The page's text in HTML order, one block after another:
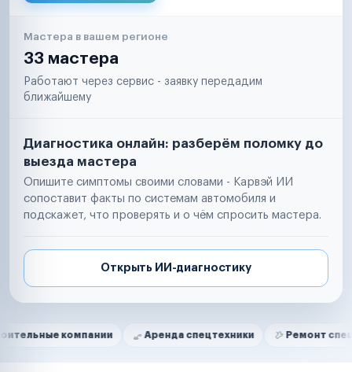
Мастера в вашем регионе
33 мастера
Работают через сервис - заявку передадим
ближайшему
Диагностика онлайн: разберём поломку до
выезда мастера
Опишите симптомы своими словами - Карвэй ИИ
сопоставит факты по системам автомобиля и
подскажет, что проверять и о чём спросить мастера.
Открыть ИИ-диагностику
Нам доверяютАренда спецтехники Ремонт спецтехники
Маркетплейсы